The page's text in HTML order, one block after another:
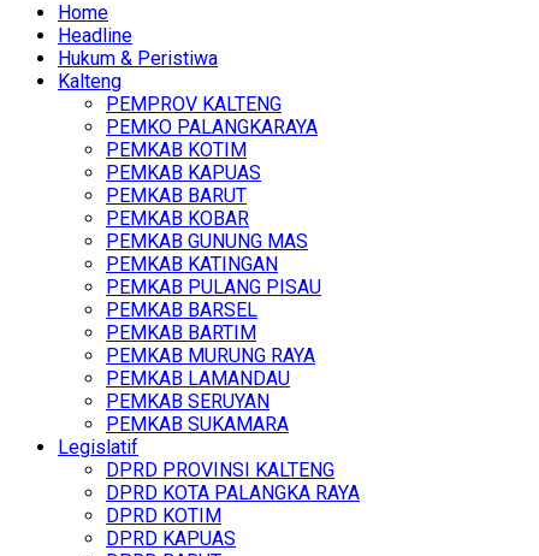
Home
Headline
Hukum & Peristiwa
Kalteng
PEMPROV KALTENG
PEMKO PALANGKARAYA
PEMKAB KOTIM
PEMKAB KAPUAS
PEMKAB BARUT
PEMKAB KOBAR
PEMKAB GUNUNG MAS
PEMKAB KATINGAN
PEMKAB PULANG PISAU
PEMKAB BARSEL
PEMKAB BARTIM
PEMKAB MURUNG RAYA
PEMKAB LAMANDAU
PEMKAB SERUYAN
PEMKAB SUKAMARA
Legislatif
DPRD PROVINSI KALTENG
DPRD KOTA PALANGKA RAYA
DPRD KOTIM
DPRD KAPUAS